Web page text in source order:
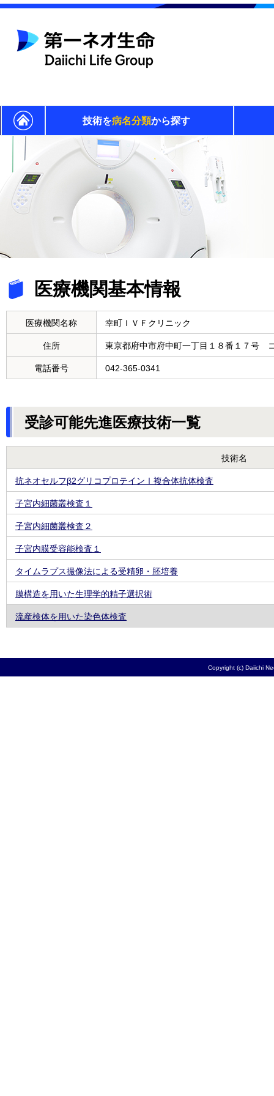
技術を病名分類から探す
医療機関基本情報
医療機関名称 幸町ＩＶＦクリニック
住所 東京都府中市府中町一丁目１８番１７号
電話番号 042-365-0341
受診可能先進医療技術一覧
技術名
抗ネオセルフβ2グリコプロテインⅠ複合体抗体検査
子宮内細菌叢検査１
子宮内細菌叢検査２
子宮内膜受容能検査１
タイムラプス撮像法による受精卵・胚培養
膜構造を用いた生理学的精子選択術
流産検体を用いた染色体検査
Copyright (c) Daiichi